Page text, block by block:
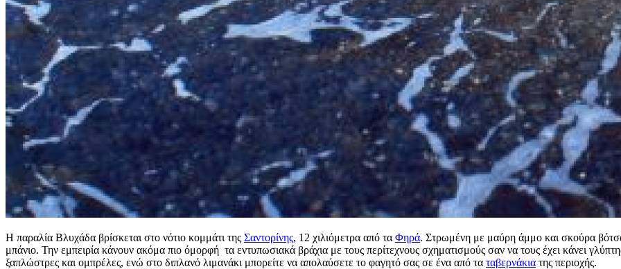
Η παραλία Βλυχάδα βρίσκεται στο νότιο κομμάτι της Σαντορίνης, 12 χιλιόμετρα από τα Φηρά. Στρωμένη με μαύρη άμμο και σκούρα
μπάνιο. Την εμπειρία κάνουν ακόμα πιο όμορφή τα εντυπωσιακά βράχια με τους περίτεχνους σχηματισμούς σαν να τους έχει κάνει
ξαπλώστρες και ομπρέλες, ενώ στο διπλανό λιμανάκι μπορείτε να απολαύσετε το φαγητό σας σε ένα από τα ταβερνάκια της περιοχής.